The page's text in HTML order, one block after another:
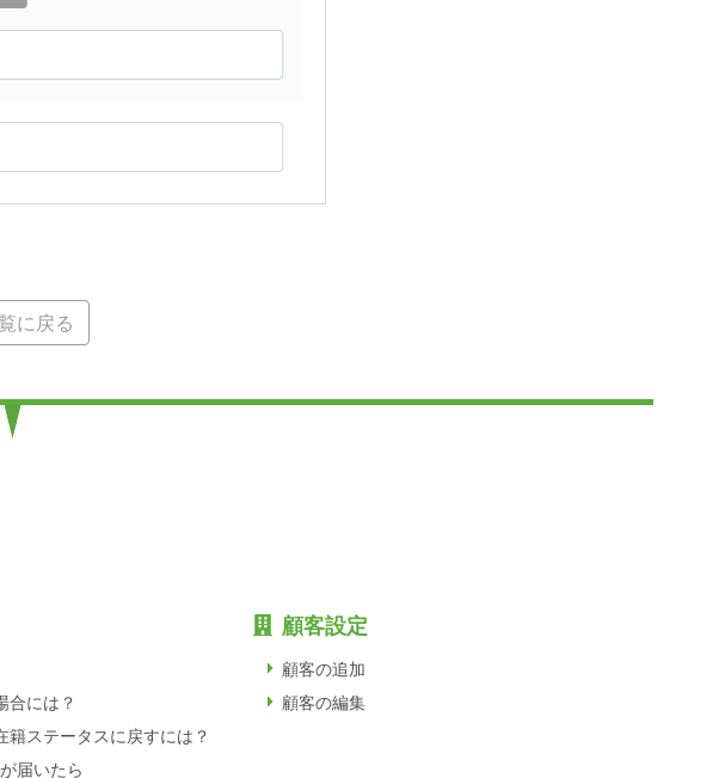
に戻る
合には？
籍ステータスに戻すには？
届いたら
顧客設定
顧客の追加
顧客の編集